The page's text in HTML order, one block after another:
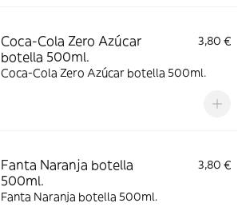
Coca-Cola Zero Azúcar
botella 500ml.
3,80 €
Coca-Cola Zero Azúcar botella 500ml.
Fanta Naranja botella
500ml.
3,80 €
Fanta Naranja botella 500ml.